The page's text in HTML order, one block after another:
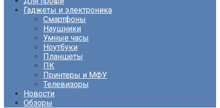
Гаджеты и электроника
Смартфоны
Наушники
Умные часы
Ноутбуки
Планшеты
ПК
Принтеры и МФУ
Телевизоры
Новости
Обзоры